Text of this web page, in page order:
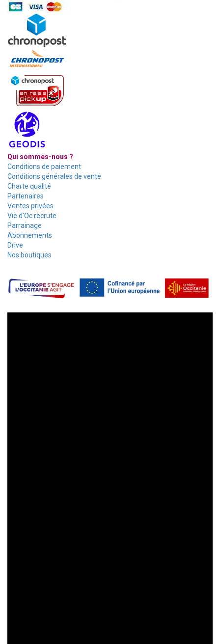
Qui sommes-nous ?
Conditions de paiement
Conditions générales de vente
Charte qualité
Partenaires
Ventes privées
Vie d'Oc recrute
Parrainage
Abonnements
Drive
Nos boutiques